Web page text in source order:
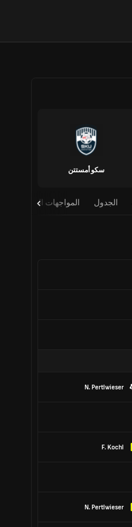
سكو أمستتن
الجدول المواجهات المباشرة
N. Pertlwieser
F. Kochl
N. Pertlwieser